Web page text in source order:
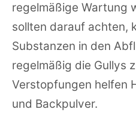
regelmäßige Wartung
sollten darauf achten,
Substanzen in den
regelmäßig die Gullys
Verstopfungen helfen
und Backpulver.